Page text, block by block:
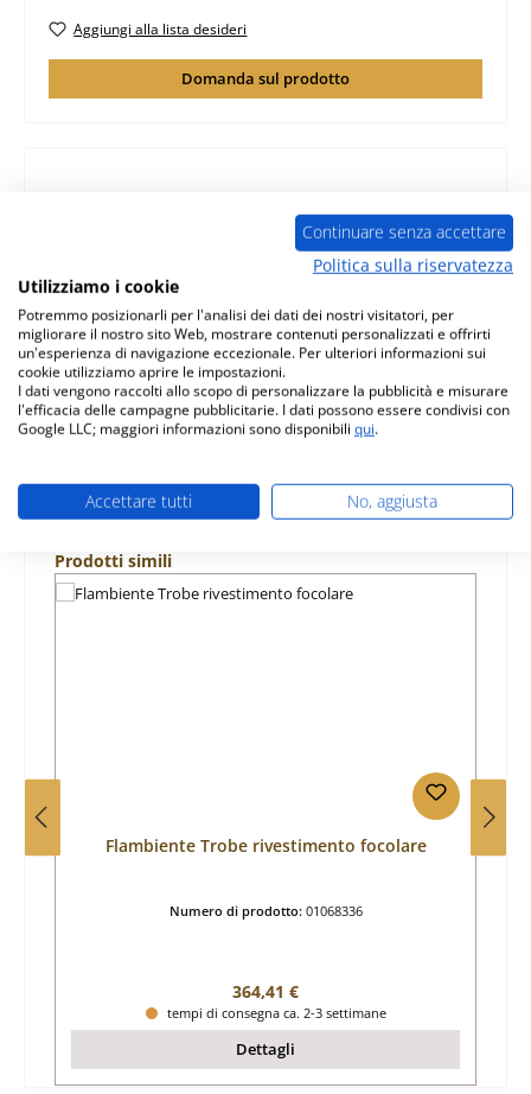
Aggiungi alla lista desideri
Domanda sul prodotto
originale vetro per stufa a legna Flambiente Trobe
Flambiente Trobe vetro dati chiave: dimensioni (L/L/A)
453 mm x 567 mm…
Caratteristiche
Informazioni sulla sicurezza dei prodotti
Salta la galleria dei prodotti
Prodotti simili
Flambiente Trobe rivestimento focolare
Numero di prodotto: 01068336
Prezzo normale:
364,41 €
tempi di consegna ca. 2-3 settimane
Dettagli
Continuare senza accettare
Politica sulla riservatezza
Utilizziamo i cookie
Potremmo posizionarli per l'analisi dei dati dei nostri visitatori, per
migliorare il nostro sito Web, mostrare contenuti personalizzati e offrirti
un'esperienza di navigazione eccezionale. Per ulteriori informazioni sui
cookie utilizziamo aprire le impostazioni.
I dati vengono raccolti allo scopo di personalizzare la pubblicità e misurare
l'efficacia delle campagne pubblicitarie. I dati possono essere condivisi con
Google LLC; maggiori informazioni sono disponibili qui.
Accettare tutti No, aggiusta